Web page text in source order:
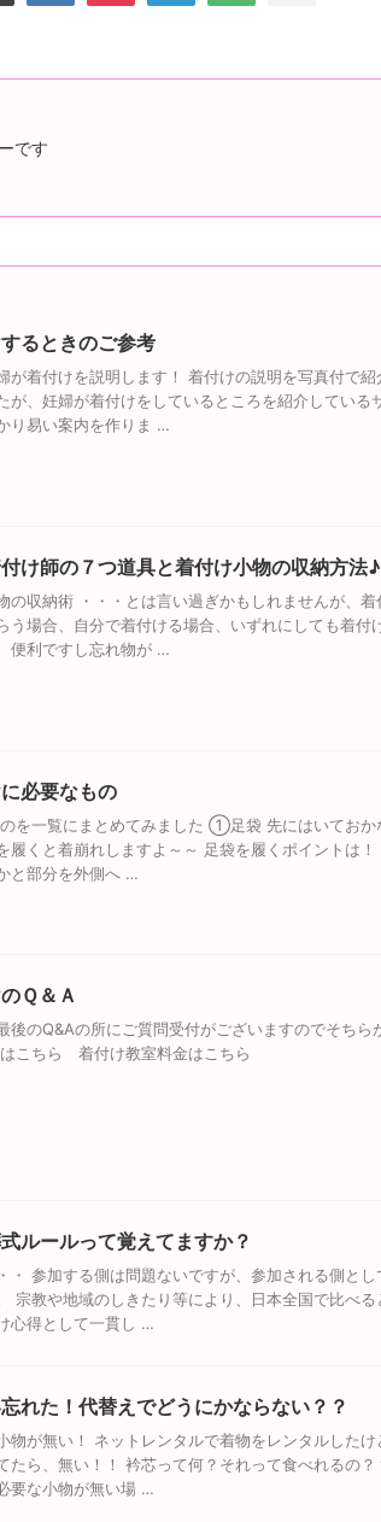
です
るときのご参考
が着付けを説明します！ 着付けの説明を写真付で
が、妊婦が着付けをしているところを紹介している
り易い案内を作りま …
け師の７つ道具と着付け小物の収納方法♪
の収納術 ・・・とは言い過ぎかもしれませんが、着
う場合、自分で着付ける場合、いずれにしても着付
便利ですし忘れ物が …
必要なもの
を一覧にまとめてみました ①足袋 先にはいておか
履くと着崩れしますよ～～ 足袋を履くポイントは
と部分を外側へ …
Ｑ＆Ａ
後のQ&Aの所にご質問受付がございますのでそちら
こちら 着付け教室料金はこちら
ルールって覚えてますか？
・ 参加する側は問題ないですが、参加される側と
宗教や地域のしきたり等により、日本全国で比べ
心得として一貫し …
れた！代替えでどうにかならない？？
物が無い！ ネットレンタルで着物をレンタルしたけ
たら、無い！！ 衿芯って何？それって食べれるの？
要な小物が無い場 …